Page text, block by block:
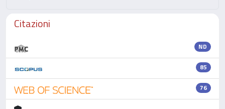
Citazioni
ND
85
76